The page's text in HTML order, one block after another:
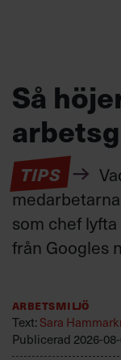
Så
TIPS
som chef
från Googles
Arbetsmiljö
Text:Sara
Publicerad 2026-